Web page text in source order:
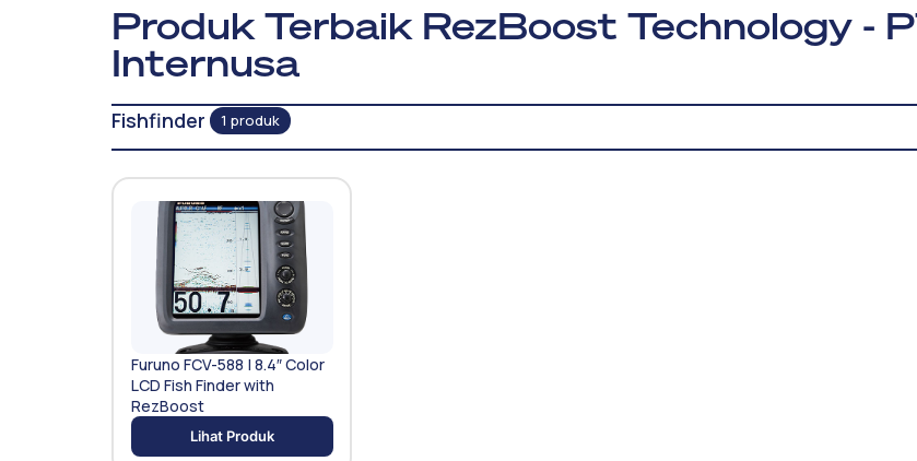
Produk Terbaik RezBoost Technology -
Internusa
Fishfinder 1 produk
Furuno FCV-588 | 8.4″ Color
LCD Fish Finder with
RezBoost
Lihat Produk